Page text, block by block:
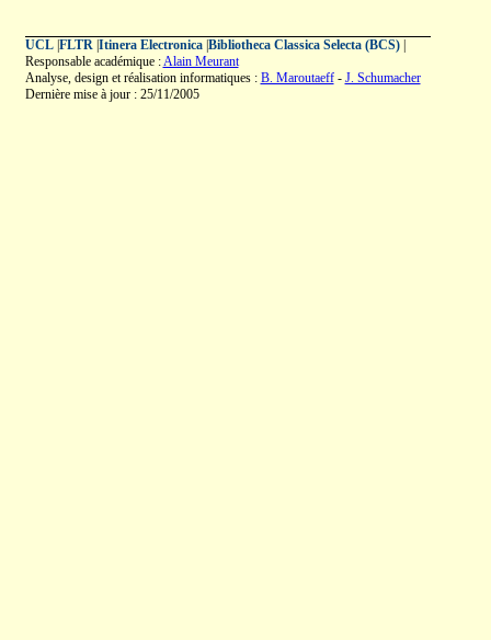
UCL| FLTR| Itinera Electronica| Bibliotheca Classica Selecta (BCS)|
Responsable académique :Alain Meurant
Analyse, design et réalisation informatiques : B. Maroutaeff- J. Schumacher
Dernière mise à jour : 25/11/2005